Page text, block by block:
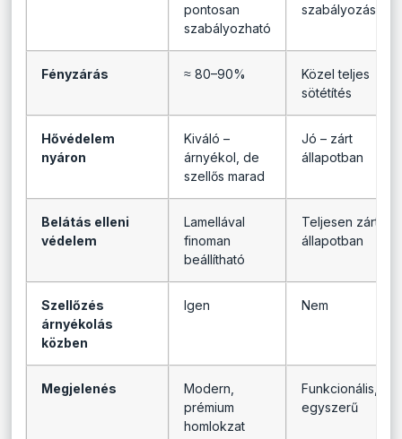
pontosan
szabályozható
szabályozás
Fényzárás ≈ 80–90%
Közel teljes
sötétítés
Hővédelem
nyáron
Kiváló –
árnyékol, de
szellős marad
Jó – zárt
állapotban
Belátás elleni
védelem
Lamellával
finoman
beállítható
Teljesen zárt
állapotban
Szellőzés
árnyékolás
közben
Igen Nem
Megjelenés
Modern,
prémium
homlokzat
Funkcionális,
egyszerű